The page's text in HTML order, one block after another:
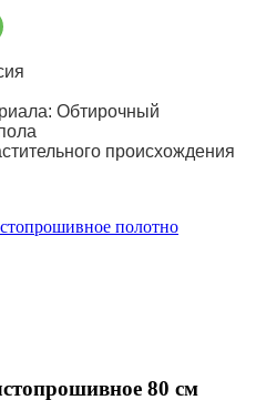
Обтирочный
происхождения
полотно
80 см